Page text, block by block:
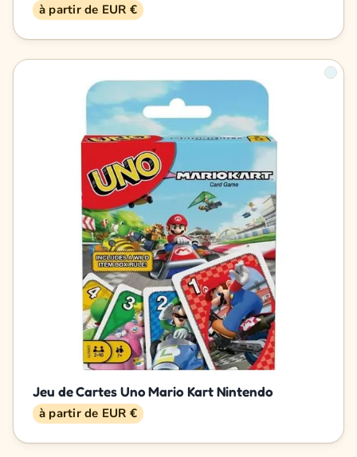
à partir de EUR €
Jeu de Cartes Uno Mario Kart Nintendo
à partir de EUR €